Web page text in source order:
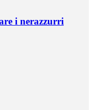
i nerazzurri